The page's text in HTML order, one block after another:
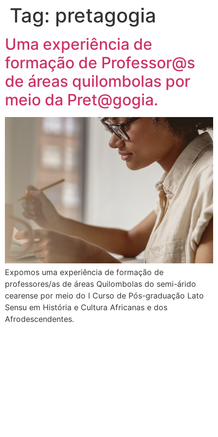
Tag: pretagogia
Uma experiência de
formação de Professor@s
de áreas quilombolas por
meio da Pret@gogia.
Expomos uma experiência de formação de
professores/as de áreas Quilombolas do semi-árido
cearense por meio do I Curso de Pós-graduação Lato
Sensu em História e Cultura Africanas e dos
Afrodescendentes.